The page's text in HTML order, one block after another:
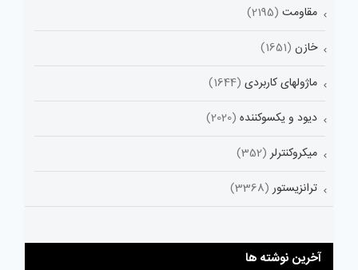
مقاومت (2195)
خازن (1651)
ماژولهای کاربردی (1644)
دیود و یکسوکننده (2020)
میکروکنترلر (352)
ترانزیستور (3368)
آخرین نوشته ها